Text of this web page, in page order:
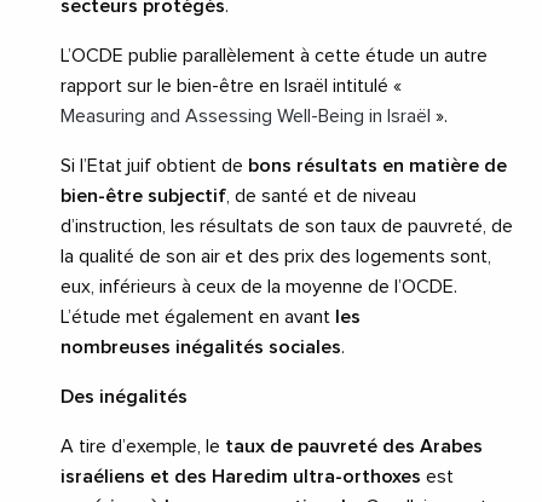
secteurs protégés.
L’OCDE publie parallèlement à cette étude un autre
rapport sur le bien-être en Israël intitulé «
Measuring and Assessing Well-Being in Israël ».
Si l’Etat juif obtient de bons résultats en matière de
bien-être subjectif , de santé et de niveau
d’instruction, les résultats de son taux de pauvreté, de
la qualité de son air et des prix des logements sont,
eux, inférieurs à ceux de la moyenne de l’OCDE.
L’étude met également en avant
les
nombreuses inégalités sociales.
Des inégalités
A tire d’exemple, le taux de pauvreté des Arabes
israéliens et des Haredim ultra-orthoxes est